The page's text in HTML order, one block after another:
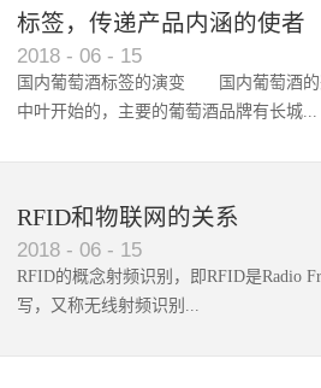
标签，传递产品内涵的使者
2018 - 06 - 15
国内葡萄酒标签的演变 国内葡萄酒的
中叶开始的，主要的葡萄酒品牌有长城...
RFID和物联网的关系
2018 - 06 - 15
RFID的概念射频识别，即RFID是Radio
写，又称无线射频识别...